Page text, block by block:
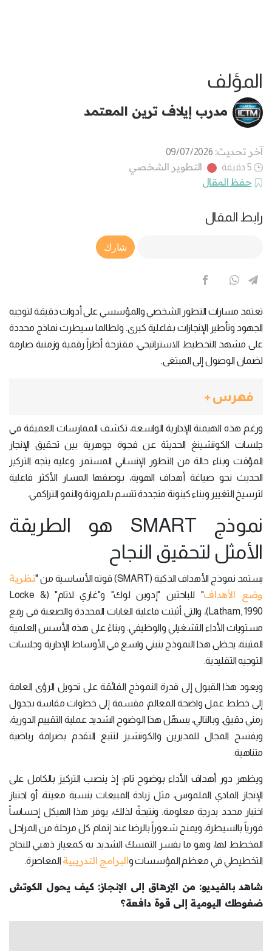
المؤلف
مدرب إيلاف ترين المعتمد
آخر تحديث: 09/07/2026
5 دقيقة
التطوير الشخصي
حفظ المقال
رابط المقال
Article Link
شارك
تعتمد مسارات التطور الشخصي والمؤسسي على أدوات دقيقة لتوجيه
الجهود وتأطير الإنجازات بفاعلية كبرى. ولطالما سيطرت نماذج محددة
على مشهد التخطيط الاستراتيجي، مقترحة أطراً رقمية وزمنية صارمة
لضمان الوصول إلى المبتغى.
فهرس +
ورغم هذه الهيمنة الإدارية الواسعة، تكشف الممارسات العميقة في
جلسات الكوتشينغ الحديثة عن فجوة جوهرية بين تحقيق الإنجاز
المؤقت وبناء حالة من التطور الإنساني المستمر. وعليه يتجه التركيز
الحديث نحو صياغة أهداف الهوية، بوصفها المسار الأكثر فاعلية
لترسيخ التغيير وبناء كينونة متجددة تتسم بالمرونة والنمو التراكمي.
نموذج SMART هو الطريقة
الأمثل لتحقيق النجاح
يستمد نموذج الأهداف الذكية (SMART) قوته الأساسية من "
نظرية
وضع الأهداف
" للباحثين "إدوين لوك" و"غاري لاثام" (Locke &
Latham, 1990)، والتي أثبتت فاعلية الغايات المحددة والصعبة في رفع
مستويات الأداء التشغيلي والوظيفي. وبناءً على هذه الأسس العلمية
المتينة، يحظى هذا النموذج بتبني واسع في الأوساط الإدارية وجلسات
التوجيه التقليدية.
ويعود هذا القبول إلى قدرة النموذج الفائقة على تحويل الرؤى العامة
إلى خطط عمل واضحة المعالم، مقسمة إلى خطوات مقاسة بجدول
زمني دقيق. وبالتالي، يسهّل هذا الوضوح الشديد عملية التقييم الدورية،
ويفسح المجال للمديرين والكوتشيز لتتبع التقدم بصرامة رياضية
متناهية.
ويظهر دور أهداف الأداء بوضوح تام؛ إذ ينصب التركيز بالكامل على
الإنجاز المادي الملموس، مثل زيادة المبيعات بنسبة معينة، أو اجتياز
اختبار محدد بدرجة معلومة. ونتيجةً لذلك، يوفر هذا الهيكل إحساساً
فورياً بالسيطرة، ويمنح شعوراً بالرضا عند إتمام كل مرحلة من المراحل
المخطط لها، وهو ما يفسر التمسك الشديد به كمعيار ذهبي للنجاح
التخطيطي في معظم المؤسسات والبرامج التدريبية المعاصرة.
شاهد بالفيديو: من الإرهاق إلى الإنجاز: كيف يحول الكوتش
ضغوطك اليومية إلى قوة دافعة؟